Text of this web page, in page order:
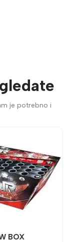
je potrebno i
BOX